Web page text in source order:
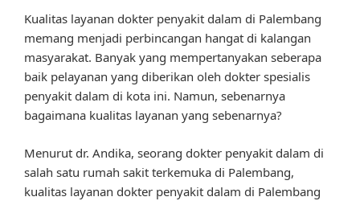
Kualitas layanan dokter penyakit dalam di Palembang
memang menjadi perbincangan hangat di kalangan
masyarakat. Banyak yang mempertanyakan seberapa
baik pelayanan yang diberikan oleh dokter spesialis
penyakit dalam di kota ini. Namun, sebenarnya
bagaimana kualitas layanan yang sebenarnya?
Menurut dr. Andika, seorang dokter penyakit dalam di
salah satu rumah sakit terkemuka di Palembang,
kualitas layanan dokter penyakit dalam di Palembang